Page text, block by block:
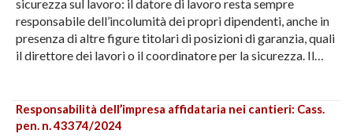
sicurezza sul lavoro: il datore di lavoro resta sempre
responsabile dell’incolumità dei propri dipendenti, anche in
presenza di altre figure titolari di posizioni di garanzia, quali
il direttore dei lavori o il coordinatore per la sicurezza. Il…
Responsabilità dell’impresa affidataria nei cantieri: Cass.
pen. n. 43374/2024